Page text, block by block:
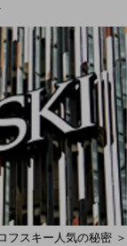
フスキー人気の秘密 ＞